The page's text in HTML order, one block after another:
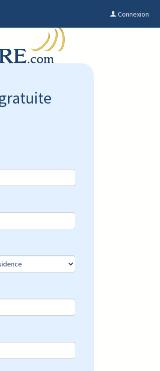
Connexion